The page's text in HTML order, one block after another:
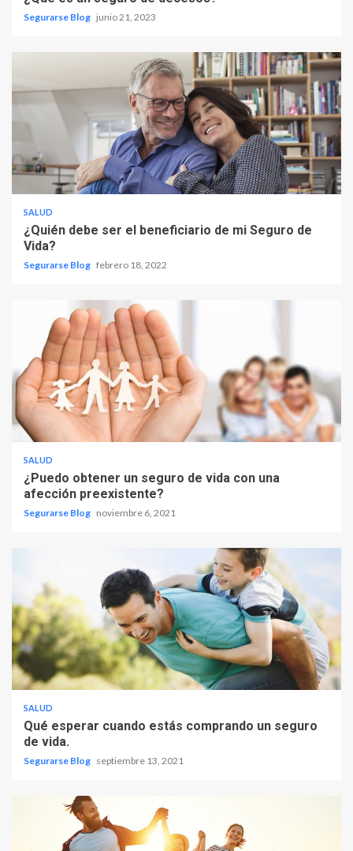
Segurarse Blog junio 21, 2023
SALUD
¿Quién debe ser el beneficiario de mi Seguro de
Vida?
Segurarse Blog febrero 18, 2022
SALUD
¿Puedo obtener un seguro de vida con una
afección preexistente?
Segurarse Blog noviembre 6, 2021
SALUD
Qué esperar cuando estás comprando un seguro
de vida.
Segurarse Blog septiembre 13, 2021